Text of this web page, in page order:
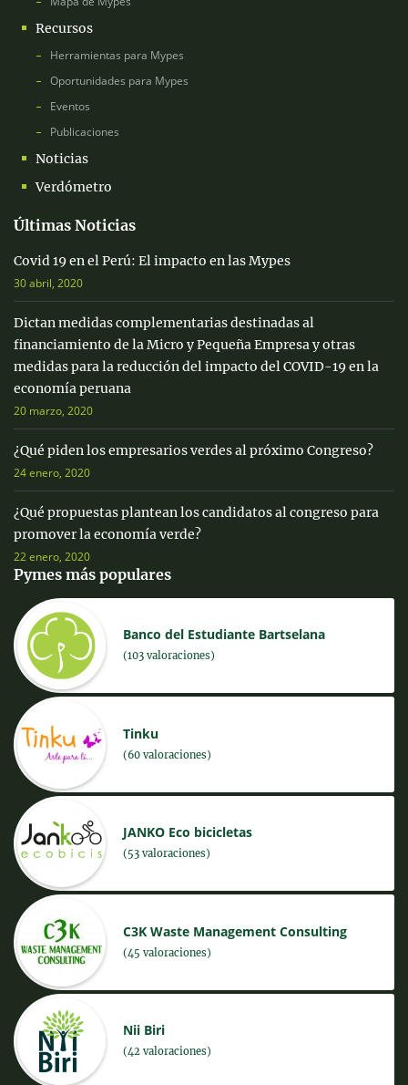
Recursos
Herramientas para Mypes
Oportunidades para Mypes
Eventos
Publicaciones
Noticias
Verdómetro
Últimas Noticias
Covid 19 en el Perú: El impacto en las Mypes
30 abril, 2020
Dictan medidas complementarias destinadas al
financiamiento de la Micro y Pequeña Empresa y otras
medidas para la reducción del impacto del COVID-19 en la
economía peruana
20 marzo, 2020
¿Qué piden los empresarios verdes al próximo Congreso?
24 enero, 2020
¿Qué propuestas plantean los candidatos al congreso para
promover la economía verde?
22 enero, 2020
Pymes más populares
Banco del Estudiante Bartselana
(103 valoraciones)
Tinku
(60 valoraciones)
JANKO Eco bicicletas
(53 valoraciones)
C3K Waste Management Consulting
(45 valoraciones)
Nii Biri
(42 valoraciones)